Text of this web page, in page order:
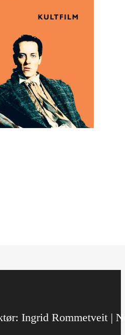
Ingrid Rommetveit |